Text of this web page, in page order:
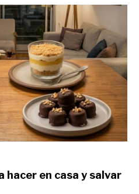
hacer en casa y salvar